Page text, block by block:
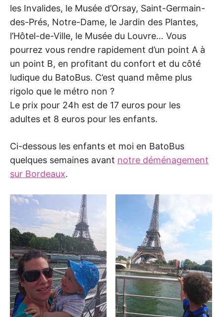
les Invalides, le Musée d’Orsay, Saint-Germain-
des-Prés, Notre-Dame, le Jardin des Plantes,
l’Hôtel-de-Ville, le Musée du Louvre… Vous
pourrez vous rendre rapidement d’un point A à
un point B, en profitant du confort et du côté
ludique du BatoBus. C’est quand même plus
rigolo que le métro non ?
Le prix pour 24h est de 17 euros pour les
adultes et 8 euros pour les enfants.
Ci-dessous les enfants et moi en BatoBus
quelques semaines avant notre déménagement
sur Bordeaux.